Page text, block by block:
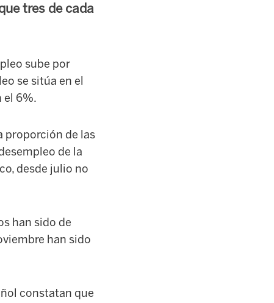
tres de cada
sube por
se sitúa en el
el 6%.
proporción de las
de la
desde julio no
han sido de
han sido
constatan que